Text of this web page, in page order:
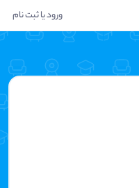
ورود یا ثبت نام